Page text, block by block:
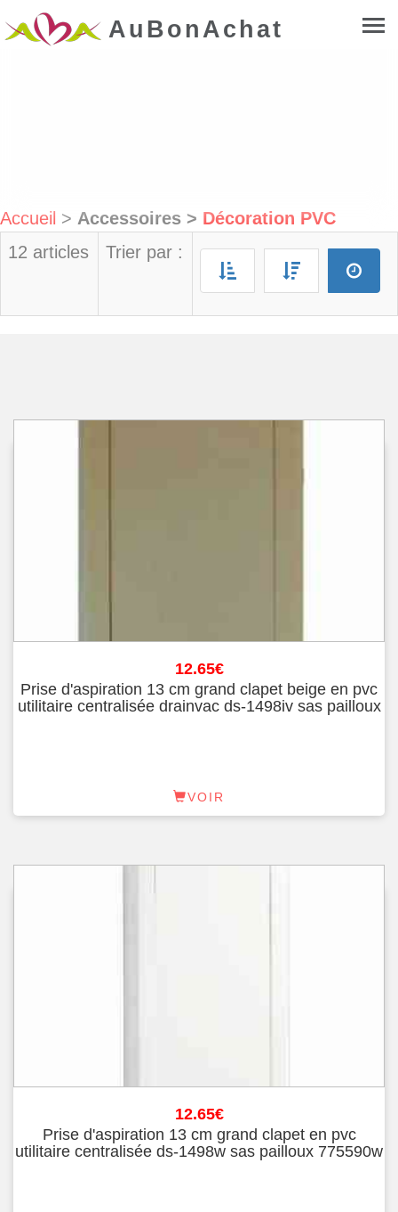
AuBonAchat
Accueil > Accessoires > Décoration PVC
12 articles
Trier par :
12.65€
Prise d'aspiration 13 cm grand clapet beige en pvc
utilitaire centralisée drainvac ds-1498iv sas pailloux
VOIR
12.65€
Prise d'aspiration 13 cm grand clapet en pvc
utilitaire centralisée ds-1498w sas pailloux 775590w